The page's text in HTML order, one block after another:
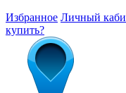
Избранное Личный
купить?